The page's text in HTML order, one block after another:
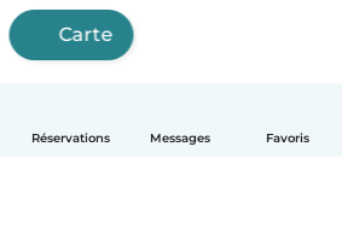
Réservations Messages Favoris
Carte